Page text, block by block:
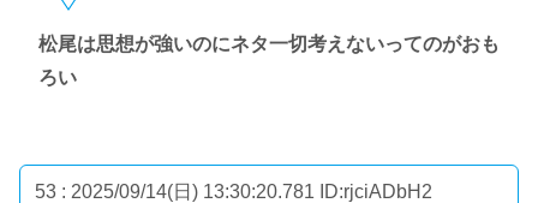
松尾は思想が強いのにネタ一切考えないってのがおも
ろい
53 : 2025/09/14(日) 13:30:20.781 ID:rjciADbH2